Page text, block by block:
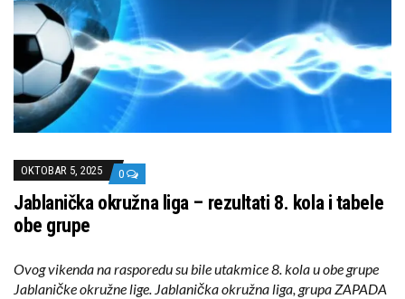
OKTOBAR 5, 2025 0
Jablanička okružna liga – rezultati 8. kola i tabele
obe grupe
Ovog vikenda na rasporedu su bile utakmice 8. kola u obe grupe
Jablaničke okružne lige. Jablanička okružna liga, grupa ZAPADA